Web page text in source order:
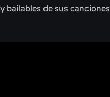
bailables de sus canciones